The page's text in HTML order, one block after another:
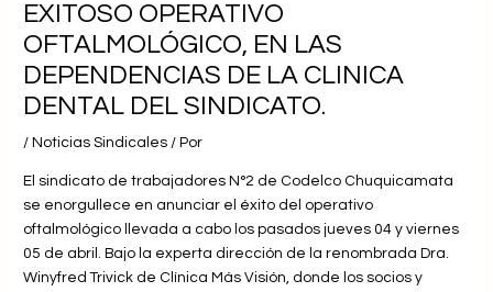
EXITOSO OPERATIVO
OFTALMOLÓGICO, EN LAS
DEPENDENCIAS DE LA CLINICA
DENTAL DEL SINDICATO.
/ Noticias Sindicales / Por
El sindicato de trabajadores N°2 de Codelco Chuquicamata
se enorgullece en anunciar el éxito del operativo
oftalmológico llevada a cabo los pasados jueves 04 y viernes
05 de abril. Bajo la experta dirección de la renombrada Dra.
Winyfred Trivick de Clínica Más Visión, donde los socios y